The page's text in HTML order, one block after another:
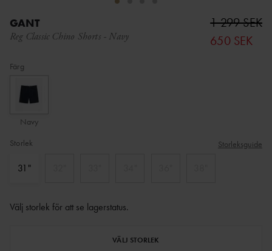
GANT
Reg Classic Chino Shorts - Navy
1 299 SEK
650 SEK
Färg
Navy
Storlek
Storleksguide
31"
Välj storlek för att se lagerstatus.
VÄLJ STORLEK